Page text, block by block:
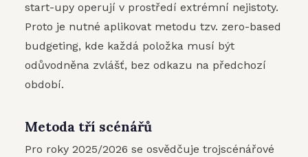
start-upy operují v prostředí extrémní nejistoty.
Proto je nutné aplikovat metodu tzv. zero-based
budgeting, kde každá položka musí být
odůvodněna zvlášť, bez odkazu na předchozí
období.
Metoda tří scénářů
Pro roky 2025/2026 se osvědčuje trojscénářové